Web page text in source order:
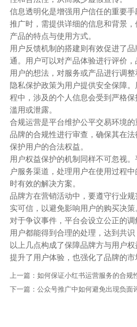
信息透明化是增强用户信任的重要
推广时，需提供详细的信息和背景
产品的特点与使用方式。
用户反馈机制的搭建则有效促进了
通。用户可以对产品体验进行评价
用户的想法，对服务或产品进行调整
隐私保护政策为用户提供安全保障
程中，涉及的个人信息会受到严格
滥用或泄露。
合规运营是平台维护公平交易环境
品牌的合规性进行审查，确保其在
保护用户的合法权益。
用户权益保护的机制同样不可忽视
户服务渠道，处理用户在使用过程
时有效的解决方案。
品牌方在营销活动中，要遵守行业
实可信，以避免影响用户的购买决策
对于争议事件，平台会设立公正的
用户都能得到合理的处理，达到共识
以上几点构成了保障品牌方与用户
提升了用户体验，也强化了品牌的市
上一篇： 如何保证小红书运营服务的合规
下一篇： 公众号推广中如何避免出现负面